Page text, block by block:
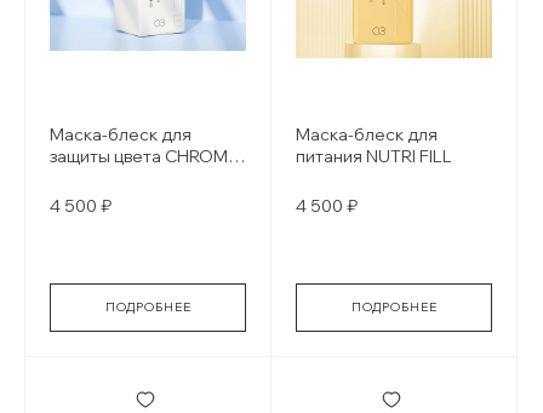
Маска-блеск для
защиты цвета CHROMA
4 500 ₽
ПОДРОБНЕЕ
Маска-блеск для
питания NUTRI FILL
4 500 ₽
ПОДРОБНЕЕ